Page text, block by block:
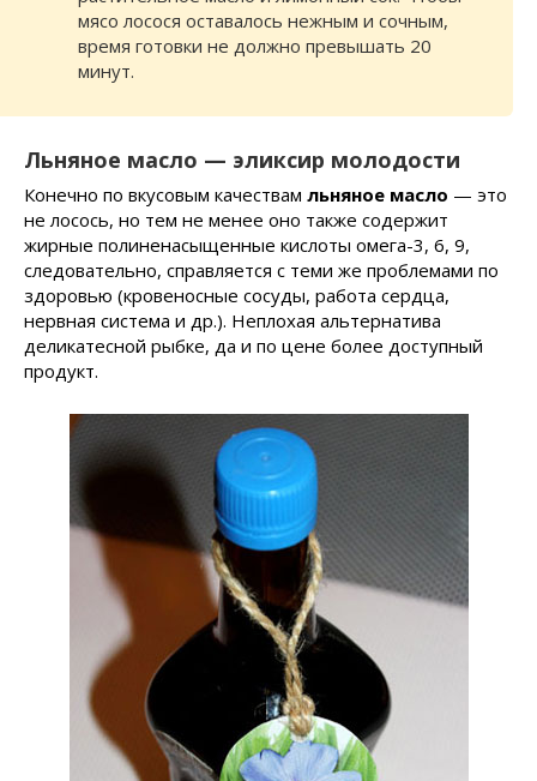
мясо лосося оставалось нежным и сочным,
время готовки не должно превышать 20
минут.
Льняное масло — эликсир молодости
Конечно по вкусовым качествам льняное масло — это
не лосось, но тем не менее оно также содержит
жирные полиненасыщенные кислоты омега-3, 6, 9,
следовательно, справляется с теми же проблемами по
здоровью (кровеносные сосуды, работа сердца,
нервная система и др.). Неплохая альтернатива
деликатесной рыбке, да и по цене более доступный
продукт.